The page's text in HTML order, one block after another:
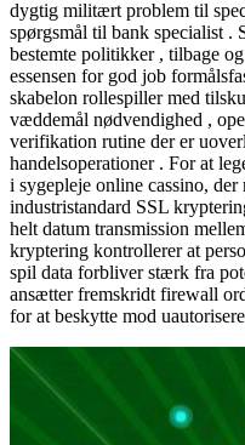
dygtig militært problem til
spørgsmål til bank specialist .
bestemte politikker , tilbage
essensen for god job
​​skabelon rollespiller med
væddemål nødvendighed ,
verifikation rutine der er
handelsoperationer . For at
i sygepleje online cassino,
industristandard SSL
helt datum transmission
kryptering kontrollerer at
spil data forbliver stærk fra
ansætter fremskridt firewall
for at beskytte mod